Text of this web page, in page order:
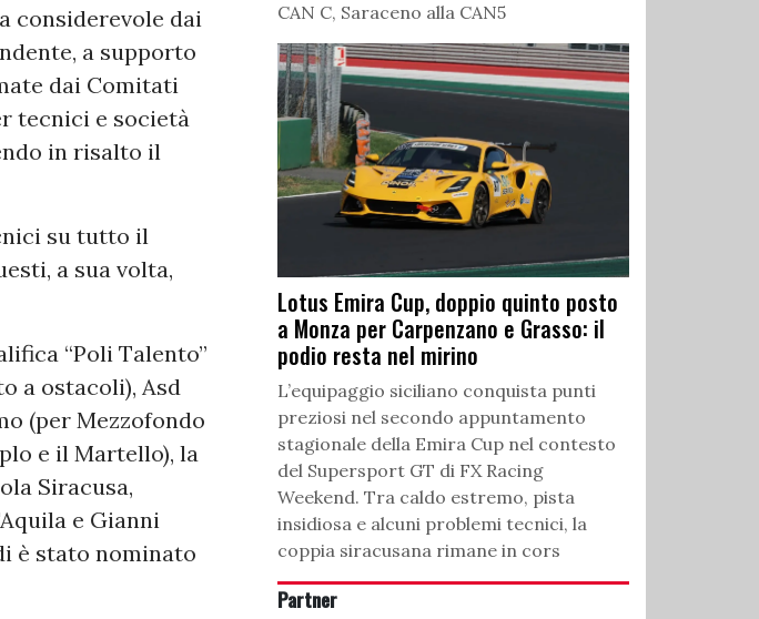
considerevole dai
a supporto
dai Comitati
tecnici e società
in risalto il
su tutto il
a sua volta,
“Poli Talento”
a ostacoli), Asd
(per Mezzofondo
e il Martello), la
Siracusa,
e Gianni
è stato nominato
CAN C, Saraceno alla CAN5
Lotus Emira Cup, doppio quinto posto
a Monza per Carpenzano e Grasso: il
podio resta nel mirino
L’equipaggio siciliano conquista punti
preziosi nel secondo appuntamento
stagionale della Emira Cup nel contesto
del Supersport GT di FX Racing
Weekend. Tra caldo estremo, pista
insidiosa e alcuni problemi tecnici, la
coppia siracusana rimane in cors
Partner